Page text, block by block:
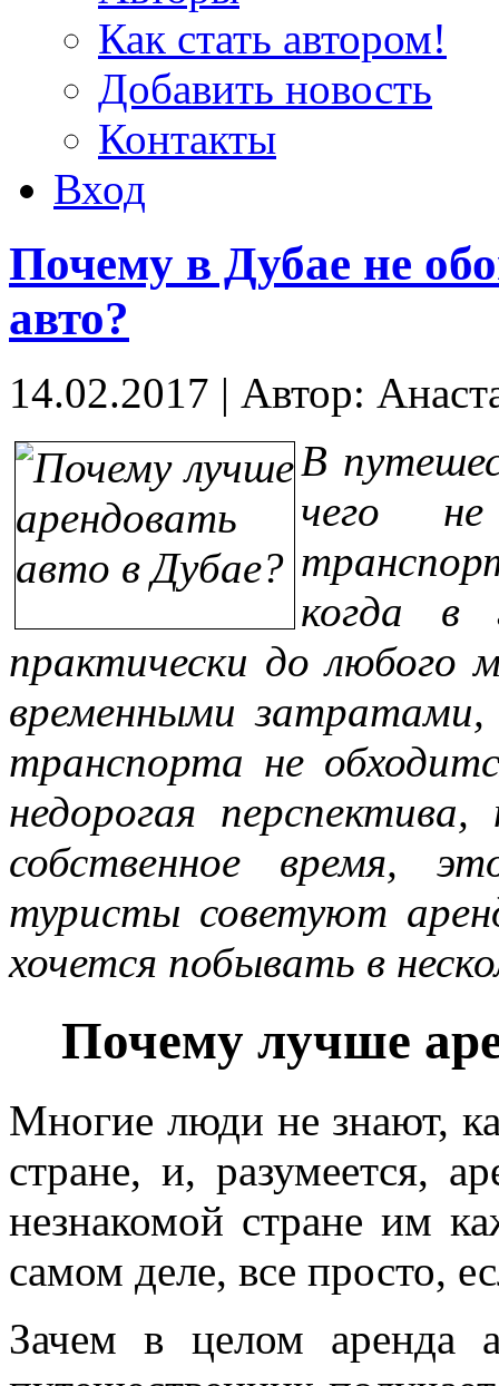
Как стать автором!
Добавить новость
Контакты
Вход
Почему в Дубае не
авто?
14.02.2017 | Автор:
В
чего
когда в
практически до любого
временными затратами,
транспорта не
недорогая
собственное время,
туристы советуют
хочется побывать в
Почему лучше
Многие люди не знают,
стране, и, разумеется,
незнакомой стране им
самом деле, все просто,
Зачем в целом аренда